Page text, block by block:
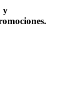
y